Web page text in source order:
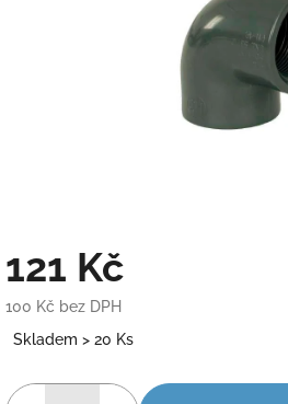
121 Kč
100 Kč bez DPH
cena:
Skladem > 20 Ks